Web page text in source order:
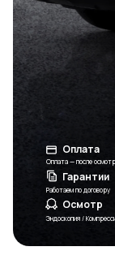
Оплата — после
Оплата
Работаем по договору
Гарантии
Осмотр
Эндоскопия /